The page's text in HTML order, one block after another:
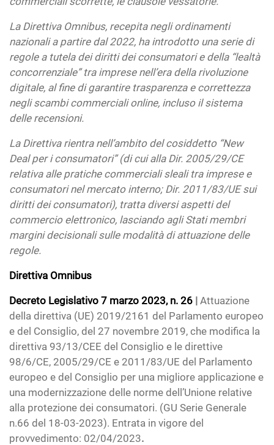
La Direttiva Omnibus, recepita negli ordinamenti
nazionali a partire dal 2022, ha introdotto una serie di
regole a tutela dei diritti dei consumatori e della “lealtà
concorrenziale” tra imprese nell’era della rivoluzione
digitale, al fine di garantire trasparenza e correttezza
negli scambi commerciali online, incluso il sistema
delle recensioni.
La Direttiva rientra nell’ambito del cosiddetto “New
Deal per i consumatori” (di cui alla Dir. 2005/29/CE
relativa alle pratiche commerciali sleali tra imprese e
consumatori nel mercato interno; Dir. 2011/83/UE sui
diritti dei consumatori), tratta diversi aspetti del
commercio elettronico, lasciando agli Stati membri
margini decisionali sulle modalità di attuazione delle
regole.
Direttiva Omnibus
Decreto Legislativo 7 marzo 2023, n. 26 | Attuazione
della direttiva (UE) 2019/2161 del Parlamento europeo
e del Consiglio, del 27 novembre 2019, che modifica la
direttiva 93/13/CEE del Consiglio e le direttive
98/6/CE, 2005/29/CE e 2011/83/UE del Parlamento
europeo e del Consiglio per una migliore applicazione e
una modernizzazione delle norme dell’Unione relative
alla protezione dei consumatori. (GU Serie Generale
n.66 del 18-03-2023). Entrata in vigore del
provvedimento: 02/04/2023.